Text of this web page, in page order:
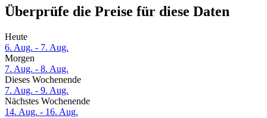
Überprüfe die Preise für diese Daten
Heute
6. Aug. - 7. Aug.
Morgen
7. Aug. - 8. Aug.
Dieses Wochenende
7. Aug. - 9. Aug.
Nächstes Wochenende
14. Aug. - 16. Aug.